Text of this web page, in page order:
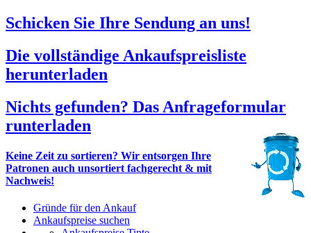
Schicken Sie Ihre Sendung an uns!
Die vollständige Ankaufspreisliste
herunterladen
Nichts gefunden? Das Anfrageformular
runterladen
Keine Zeit zu sortieren? Wir entsorgen Ihre
Patronen auch unsortiert fachgerecht & mit
Nachweis!
Gründe für den Ankauf
Ankaufspreise suchen